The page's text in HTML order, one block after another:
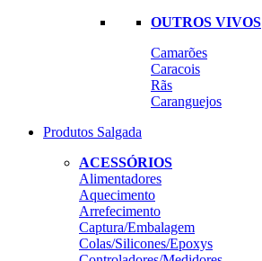
OUTROS VIVOS
Camarões
Caracois
Rãs
Caranguejos
Produtos Salgada
ACESSÓRIOS
Alimentadores
Aquecimento
Arrefecimento
Captura/Embalagem
Colas/Silicones/Epoxys